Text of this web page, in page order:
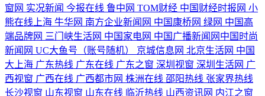
窗网 实况新闻 今报在线 鲁中网 TOM财经 中国财经时报网 小
熊在线上海 牛华网 南方企业新闻网 中国康桥网 绿网 中国高
端品牌网 三门峡生活网 中国家电网 中国广播新闻网 ​中国时尚
新闻网 UC大鱼号（账号随机） 京城信息网 北京生活网 中国
大上海 广东热线 广东在线 广东之窗 深圳视窗 深圳生活网 广
西视窗 广西在线 广西都市网 株洲在线 邵阳热线 张家界热线
长沙视窗 山东视窗 山东在线 临沂热线 山西资讯网 内江之窗